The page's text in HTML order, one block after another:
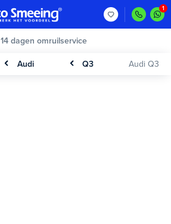
14 dagen omruilservice
Audi Q3 Audi Q3